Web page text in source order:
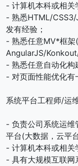
- 计算机本科或相关
- 熟悉HTML/CSS3/
发有经验；
- 熟悉任意MV*框架(
AngularJS/
- 熟悉任意自动化
- 对页面性能优化有
系统平台工程师/运
- 负责公司系统运维
平台(大数据，云平
- 计算机本科或相关
- 具有大规模互联